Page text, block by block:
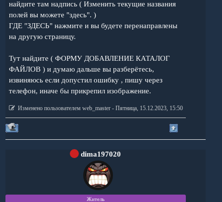
найдите там надпись ( Изменить текущие названия
полей вы можете "здесь". )
ГДЕ "ЗДЕСЬ" нажмите и вы будете перенаправлены
на другую страницу.
Тут найдите ( ФОРМУ ДОБАВЛЕНИЕ КАТАЛОГ
ФАЙЛОВ ) и думаю дальше вы разберётесь,
извиняюсь если допустил ошибку , пишу через
телефон, иначе бы прикрепил изображение.
Изменено пользователем web_master - Пятница, 15.12.2023, 15:50
dima197020
Житель